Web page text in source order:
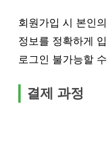
회원가입 시 본인의
정보를 정확하게
로그인 불가능할
결제 과정